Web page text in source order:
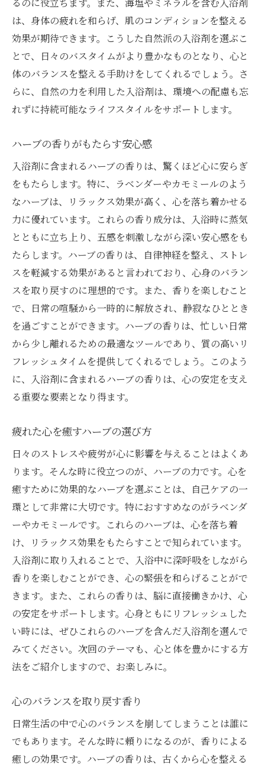
は、身体の疲れを和らげ、肌のコンディションを整える
効果が期待できます。こうした自然派の入浴剤を選ぶこ
とで、日々のバスタイムがより豊かなものとなり、心と
体のバランスを整える手助けをしてくれるでしょう。さ
らに、自然の力を利用した入浴剤は、環境への配慮も忘
れずに持続可能なライフスタイルをサポートします。
ハーブの香りがもたらす安心感
入浴剤に含まれるハーブの香りは、驚くほど心に安らぎ
をもたらします。特に、ラベンダーやカモミールのよう
なハーブは、リラックス効果が高く、心を落ち着かせる
力に優れています。これらの香り成分は、入浴時に蒸気
とともに立ち上り、五感を刺激しながら深い安心感をも
たらします。ハーブの香りは、自律神経を整え、ストレ
スを軽減する効果があると言われており、心身のバラン
スを取り戻すのに理想的です。また、香りを楽しむこと
で、日常の喧騒から一時的に解放され、静寂なひととき
を過ごすことができます。ハーブの香りは、忙しい日常
から少し離れるための最適なツールであり、質の高いリ
フレッシュタイムを提供してくれるでしょう。このよう
に、入浴剤に含まれるハーブの香りは、心の安定を支え
る重要な要素となり得ます。
疲れた心を癒すハーブの選び方
日々のストレスや疲労が心に影響を与えることはよくあ
ります。そんな時に役立つのが、ハーブの力です。心を
癒すために効果的なハーブを選ぶことは、自己ケアの一
環として非常に大切です。特におすすめなのがラベンダ
ーやカモミールです。これらのハーブは、心を落ち着
け、リラックス効果をもたらすことで知られています。
入浴剤に取り入れることで、入浴中に深呼吸をしながら
香りを楽しむことができ、心の緊張を和らげることがで
きます。また、これらの香りは、脳に直接働きかけ、心
の安定をサポートします。心身ともにリフレッシュした
い時には、ぜひこれらのハーブを含んだ入浴剤を選んで
みてください。次回のテーマも、心と体を豊かにする方
法をご紹介しますので、お楽しみに。
心のバランスを取り戻す香り
日常生活の中で心のバランスを崩してしまうことは誰に
でもあります。そんな時に頼りになるのが、香りによる
癒しの効果です。ハーブの香りは、古くから心を整える